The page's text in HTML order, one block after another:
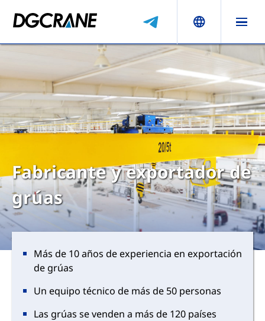
Fabricante y exportador de
grúas
Más de 10 años de experiencia en exportación
de grúas
Un equipo técnico de más de 50 personas
Las grúas se venden a más de 120 países